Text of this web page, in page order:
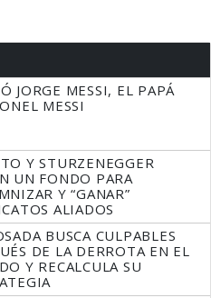
JORGE MESSI, EL PAPÁ
MESSI
Y STURZENEGGER
UN FONDO PARA
Y “GANAR”
ALIADOS
BUSCA CULPABLES
DE LA DERROTA EN EL
Y RECALCULA SU